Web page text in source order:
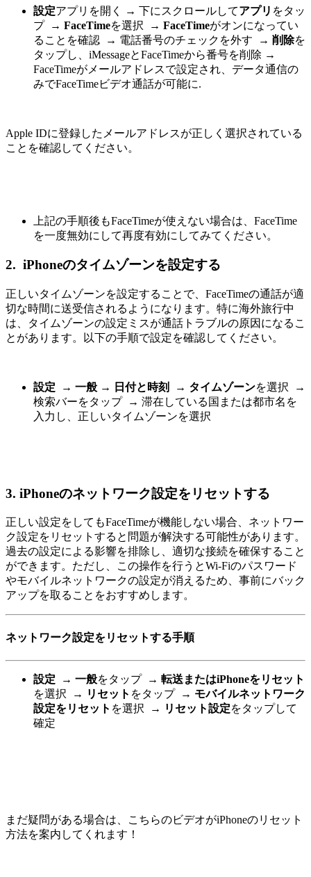
設定アプリを開く → 下にスクロールしてアプリ をタッ
プ → FaceTimeを選択 → FaceTimeがオンになってい
ることを確認
→ 電話番号のチェックを外す → 削除を
タップし、iMessageとFaceTimeから番号を削除 →
FaceTimeがメールアドレスで設定され、データ通信の
みでFaceTimeビデオ通話が可能に.
Apple IDに登録したメールアドレスが正しく選択されている
ことを確認してください。
上記の手順後もFaceTimeが使えない場合は、FaceTime
を一度無効にして再度有効にしてみてください。
2. iPhoneのタイムゾーンを設定する
正しいタイムゾーンを設定することで、FaceTimeの通話が適
切な時間に送受信されるようになります。特に海外旅行中
は、タイムゾーンの設定ミスが通話トラブルの原因になるこ
とがあります。以下の手順で設定を確認してください。
設定 → 一般 → 日付と時刻 → タイムゾーンを選択
→
検索バーをタップ → 滞在している国または都市名を
入力し、正しいタイムゾーンを選択
3. iPhoneのネットワーク設定をリセットする
正しい設定をしてもFaceTimeが機能しない場合、ネットワー
ク設定をリセットすると問題が解決する可能性があります。
過去の設定による影響を排除し、適切な接続を確保すること
ができます。ただし、この操作を行うとWi-Fiのパスワード
やモバイルネットワークの設定が消えるため、事前にバック
アップを取ることをおすすめします。
ネットワーク設定をリセットする手順
設定 → 一般をタップ → 転送またはiPhoneをリセット
を選択
→ リセット をタップ → モバイルネットワーク
設定をリセット を選択 → リセット設定をタップして
確定
まだ疑問がある場合は、こちらのビデオがiPhoneのリセット
方法を案内してくれます！